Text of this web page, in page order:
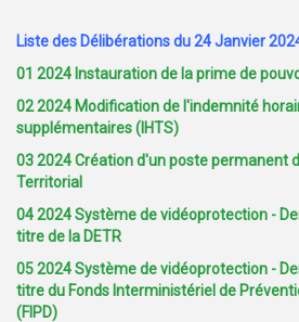
Liste des Délibérations du 24 Janvier
01 2024 Instauration de la prime de
02 2024 Modification de l'indemnité
supplémentaires (IHTS)
03 2024 Création d'un poste permanent
Territorial
04 2024 Système de vidéoprotection -
titre de la DETR
05 2024 Système de vidéoprotection -
titre du Fonds Interministériel de
(FIPD)